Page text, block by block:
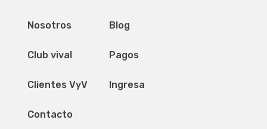
Nosotros
Club vival
Clientes VyV
Contacto
Blog
Pagos
Ingresa